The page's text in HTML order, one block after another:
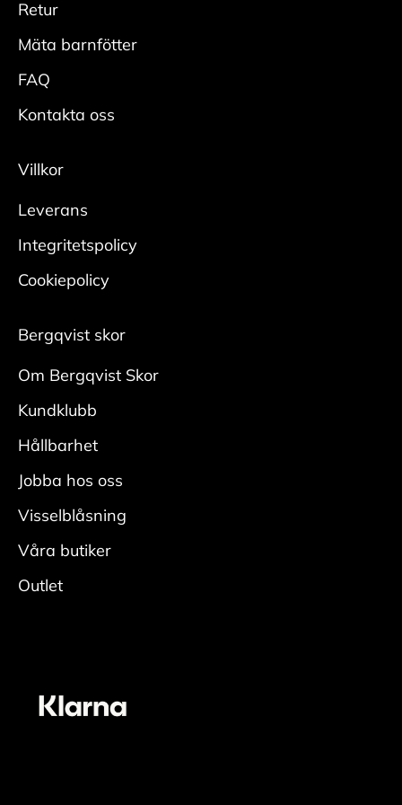
Retur
Mäta barnfötter
FAQ
Kontakta oss
Villkor
Leverans
Integritetspolicy
Cookiepolicy
Bergqvist skor
Om Bergqvist Skor
Kundklubb
Hållbarhet
Jobba hos oss
Visselblåsning
Våra butiker
Outlet